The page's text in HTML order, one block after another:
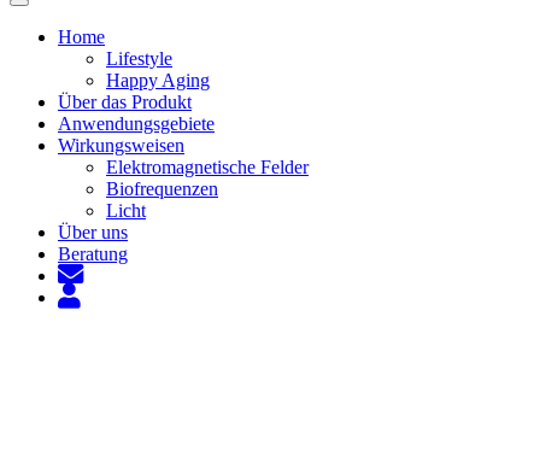
Toggle
navigationHome
Lifestyle
Happy Aging
Über das Produkt
Anwendungsgebiete
Wirkungsweisen
Elektromagnetische Felder
Biofrequenzen
Licht
Über uns
Beratung